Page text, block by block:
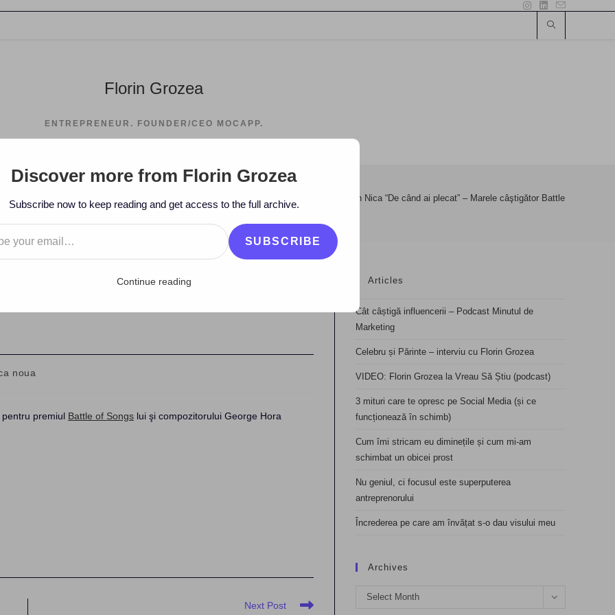
Florin Grozea
ENTREPRENEUR. FOUNDER/CEO MOCAPP.
December > Muzica noua Alin Nica “De când ai plecat” – Marele câştigător Battle of Songs
– Marele câştigător
noua
premiul Battle of Songs lui şi compozitorului George Hora
Next Post
Articles
Cât câștigă influencerii – Podcast Minutul de
Marketing
Celebru și Părinte – interviu cu Florin Grozea
VIDEO: Florin Grozea la Vreau Să Știu (podcast)
3 mituri care te opresc pe Social Media (și ce
funcționează în schimb)
Cum îmi stricam eu diminețile și cum mi-am
schimbat un obicei prost
Nu geniul, ci focusul este superputerea
antreprenorului
Încrederea pe care am învățat s-o dau visului meu
Archives
Archives
Select Month
Discover more from Florin Grozea
Subscribe now to keep reading and get access to the full archive.
SUBSCRIBE
Continue reading